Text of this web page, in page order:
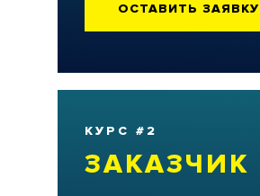
ОСТАВИТЬ ЗАЯВКУ
КУРС #2
ЗАКАЗЧИК